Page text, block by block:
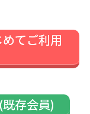
てご利用
存会員)